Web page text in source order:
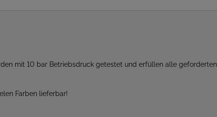
mit 10 bar Betriebsdruck getestet und erfüllen alle geforderten
Farben lieferbar!